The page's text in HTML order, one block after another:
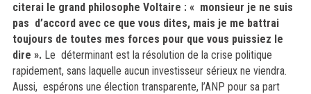
citerai le grand philosophe Voltaire : « monsieur je ne suis
pas d’accord avec ce que vous dites, mais je me battrai
toujours de toutes mes forces pour que vous puissiez le
dire ». Le déterminant est la résolution de la crise politique
rapidement, sans laquelle aucun investisseur sérieux ne viendra.
Aussi, espérons une élection transparente, l’ANP pour sa part